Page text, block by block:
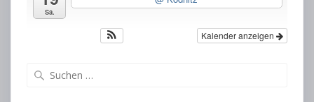
Sa.
Kalender anzeigen